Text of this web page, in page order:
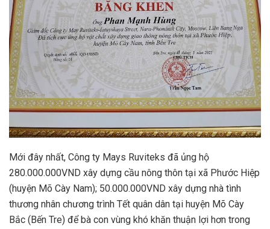
Mới đây nhất, Công ty Mays Ruviteks đã ủng hộ
280.000.000VND xây dựng cầu nông thôn tại xã Phước Hiệp
(huyện Mõ Cày Nam); 50.000.000VND xây dựng nhà tình
thương nhân chương trình Tết quân dân tại huyện Mõ Cày
Bắc (Bến Tre) để bà con vùng khó khăn thuận lợi hơn trong